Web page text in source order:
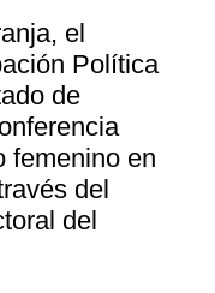
el
Política
de
femenino en
del
del